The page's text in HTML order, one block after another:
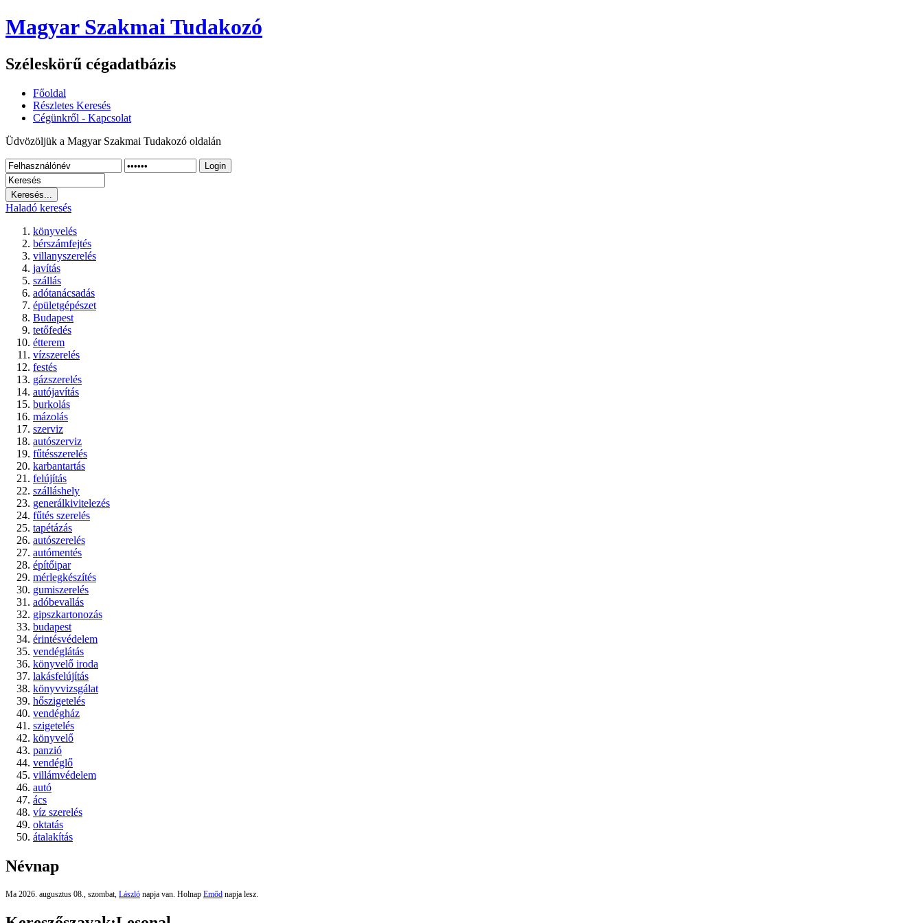
Magyar Szakmai Tudakozó
Széleskörű cégadatbázis
Főoldal
Részletes Keresés
Cégünkről - Kapcsolat
Üdvözöljük a Magyar Szakmai Tudakozó oldalán
Login
Haladó keresés
könyvelés
bérszámfejtés
villanyszerelés
javítás
szállás
adótanácsadás
épületgépészet
Budapest
tetőfedés
étterem
vízszerelés
festés
gázszerelés
autójavítás
burkolás
mázolás
szerviz
autószerviz
fűtésszerelés
karbantartás
felújítás
szálláshely
generálkivitelezés
fűtés szerelés
tapétázás
autószerelés
autómentés
építőipar
mérlegkészítés
gumiszerelés
adóbevallás
gipszkartonozás
budapest
érintésvédelem
vendéglátás
könyvelő iroda
lakásfelújítás
könyvvizsgálat
hőszigetelés
vendégház
szigetelés
könyvelő
panzió
vendéglő
villámvédelem
autó
ács
víz szerelés
oktatás
átalakítás
Névnap
Ma 2026. augusztus 08., szombat, László napja van. Holnap Emőd napja lesz.